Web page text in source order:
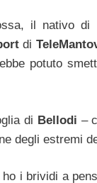
il nativo di
di
potuto
di Bellodi –
degli estremi
ho i brividi a